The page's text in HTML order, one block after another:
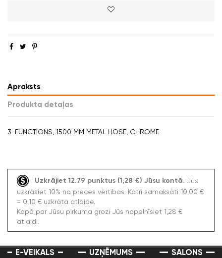
Apraksts
Produkta detaļas
3-FUNCTIONS, 1500 MM METAL HOSE, CHROME
Uzkrājiet 12.79 punktus (1,28 €) Jūsu kontā.
Jūs
uzkrāsiet 10% no preces vērtības. Katri samaksāti 10,00 €
= 0,10 € uzkrāta atlaide.
Kopā par Jūsu pirkuma grozi Jūs nopelnīsiet 1,28 €
atlaidi.
E-VEIKALS UZŅĒMUMS SALONS